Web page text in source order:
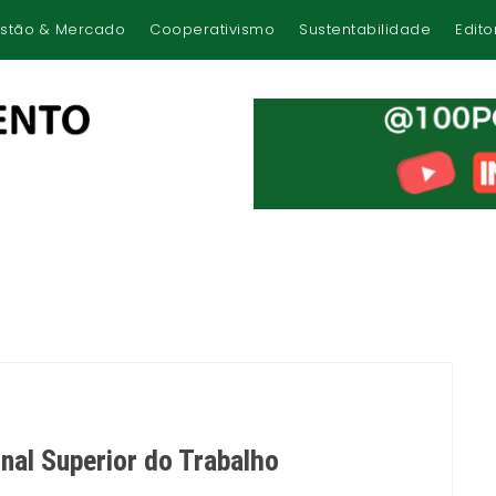
& Mercado Cooperativismo Sustentabilidade
Superior do Trabalho